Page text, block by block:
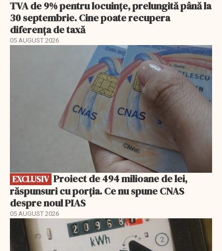
TVA de 9% pentru locuințe, prelungită până la
30 septembrie. Cine poate recupera
diferența de taxă
05 AUGUST 2026
EXCLUSIV
răspunsuri cu porția. Ce nu spune CNAS
despre noul PIAS
05 AUGUST 2026